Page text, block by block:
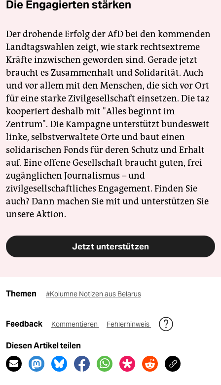
Die Engagierten stärken
Der drohende Erfolg der AfD bei den kommenden
Landtagswahlen zeigt, wie stark rechtsextreme
Kräfte inzwischen geworden sind. Gerade jetzt
braucht es Zusammenhalt und Solidarität. Auch
und vor allem mit den Menschen, die sich vor Ort
für eine starke Zivilgesellschaft einsetzen. Die taz
kooperiert deshalb mit "Alles beginnt im
Zentrum". Die Kampagne unterstützt bundesweit
linke, selbstverwaltete Orte und baut einen
solidarischen Fonds für deren Schutz und Erhalt
auf. Eine offene Gesellschaft braucht guten, frei
zugänglichen Journalismus – und
zivilgesellschaftliches Engagement. Finden Sie
auch? Dann machen Sie mit und unterstützen Sie
unsere Aktion.
Jetzt unterstützen
Themen #Kolumne Notizen aus Belarus
Feedback Kommentieren Fehlerhinweis
Diesen Artikel teilen